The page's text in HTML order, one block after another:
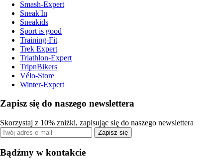
Smash-Expert
Sneak'In
Sneakids
Sport is good
Training-Fit
Trek Expert
Triathlon-Expert
TripnBikers
Vélo-Store
Winter-Expert
Zapisz się do naszego newslettera
Skorzystaj z 10% zniżki, zapisując się do naszego newslettera
Zapisz się
Bądźmy w kontakcie